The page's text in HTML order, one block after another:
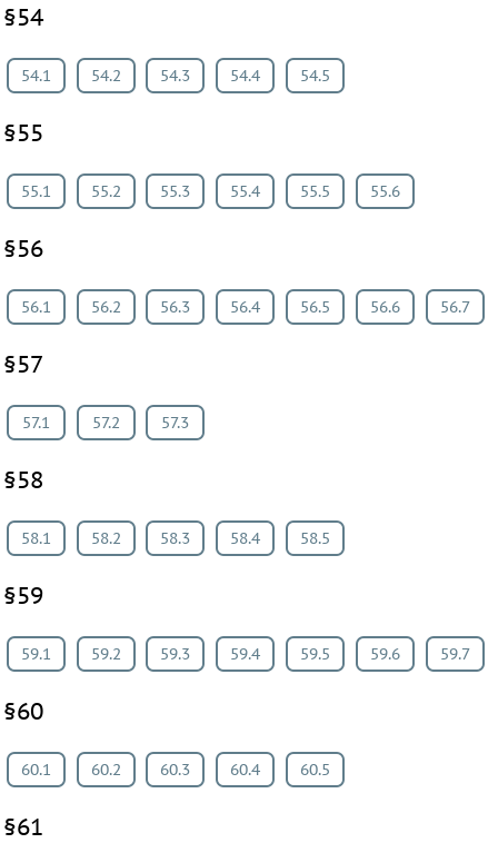
§54
54.1 54.2 54.3 54.4 54.5
§55
55.1 55.2 55.3 55.4 55.5 55.6
§56
56.1 56.2 56.3 56.4 56.5 56.6 56.7
§57
57.1 57.2 57.3
§58
58.1 58.2 58.3 58.4 58.5
§59
59.1 59.2 59.3 59.4 59.5 59.6 59.7
§60
60.1 60.2 60.3 60.4 60.5
§61